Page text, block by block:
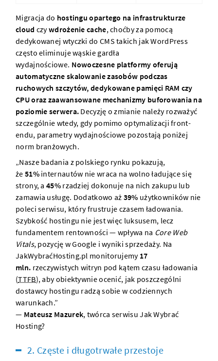
Migracja do hostingu opartego na infrastrukturze
cloud czywdrożenie cache, choćby za pomocą
dedykowanej wtyczki do CMS takich jak WordPress
często eliminuje wąskie gardła
wydajnościowe. Nowoczesne platformy oferują
automatyczne skalowanie zasobów podczas
ruchowych szczytów, dedykowane pamięci RAM czy
CPU oraz zaawansowane mechanizmy buforowania na
poziomie serwera. Decyzję o zmianie należy rozważyć
szczególnie wtedy, gdy pomimo optymalizacji front-
endu, parametry wydajnościowe pozostają poniżej
norm branżowych.
„Nasze badania z polskiego rynku pokazują,
że 51%internautów nie wraca na wolno ładujące się
strony, a 45%rzadziej dokonuje na nich zakupu lub
zamawia usługę. Dodatkowo aż 39% użytkowników nie
poleci serwisu, który frustruje czasem ładowania.
Szybkość hostingu nie jest więc luksusem, lecz
fundamentem rentowności — wpływa na Core Web
Vitals, pozycję w Google i wyniki sprzedaży. Na
JakWybraćHosting.pl monitorujemy 17
mln. rzeczywistych witryn pod kątem czasu ładowania
(TTFB), aby obiektywnie ocenić, jak poszczególni
dostawcy hostingu radzą sobie w codziennych
warunkach.”
— Mateusz Mazurek, twórca serwisuJak Wybrać
Hosting?
2. Częste i długotrwałe przestoje